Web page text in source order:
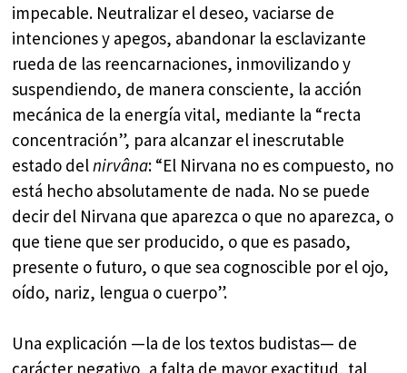
impecable. Neutralizar el deseo, vaciarse de
intenciones y apegos, abandonar la esclavizante
rueda de las reencarnaciones, inmovilizando y
suspendiendo, de manera consciente, la acción
mecánica de la energía vital, mediante la “recta
concentración”, para alcanzar el inescrutable
estado delnirvâna: “El Nirvana no es compuesto, no
está hecho absolutamente de nada. No se puede
decir del Nirvana que aparezca o que no aparezca, o
que tiene que ser producido, o que es pasado,
presente o futuro, o que sea cognoscible por el ojo,
oído, nariz, lengua o cuerpo”.
Una explicación —la de los textos budistas— de